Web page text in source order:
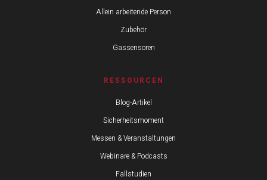
Allein arbeitende Person
Zubehör
Gassensoren
RESSOURCEN
Blog-Artikel
Sicherheitsmoment
Messen & Veranstaltungen
Webinare & Podcasts
Fallstudien